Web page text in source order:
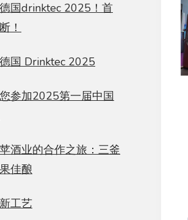
国drinktec 2025！首
！
国 Drinktec 2025
参加2025第一届中国
酒业的合作之旅：三釜
佳酿
工艺